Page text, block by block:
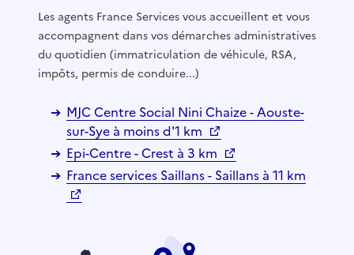
Les agents France Services vous accueillent et vous
accompagnent dans vos démarches administratives
du quotidien (immatriculation de véhicule, RSA,
impôts, permis de conduire...)
MJC Centre Social Nini Chaize - Aouste-
sur-Sye à moins d'1 km
Epi-Centre - Crest à 3 km
France services Saillans - Saillans à 11 km